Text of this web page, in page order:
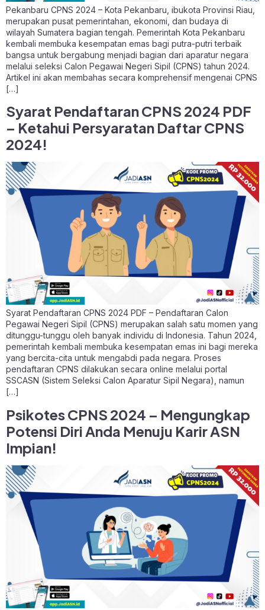
Pekanbaru CPNS 2024 – Kota Pekanbaru, ibukota Provinsi Riau,
merupakan pusat pemerintahan, ekonomi, dan budaya di
wilayah Sumatera bagian tengah. Pemerintah Kota Pekanbaru
kembali membuka kesempatan emas bagi putra-putri terbaik
bangsa untuk bergabung menjadi bagian dari aparatur negara
melalui seleksi Calon Pegawai Negeri Sipil (CPNS) tahun 2024.
Artikel ini akan membahas secara komprehensif mengenai CPNS
[…]
Syarat Pendaftaran CPNS 2024 PDF
– Ketahui Persyaratan Daftar CPNS
2024!
Syarat Pendaftaran CPNS 2024 PDF – Pendaftaran Calon
Pegawai Negeri Sipil (CPNS) merupakan salah satu momen yang
ditunggu-tunggu oleh banyak individu di Indonesia. Tahun 2024,
pemerintah kembali membuka kesempatan emas ini bagi mereka
yang bercita-cita untuk mengabdi pada negara. Proses
pendaftaran CPNS dilakukan secara online melalui portal
SSCASN (Sistem Seleksi Calon Aparatur Sipil Negara), namun
[…]
Psikotes CPNS 2024 – Mengungkap
Potensi Diri Anda Menuju Karir ASN
Impian!